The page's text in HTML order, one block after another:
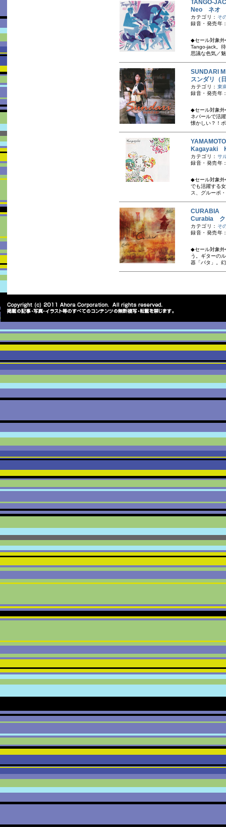
TANGO-
Neo ネオ
カテゴリ： そ
録音・発売年
◆セール対象外
Tango-jack。
思議な色気／
SUNDARI
スンダリ（
カテゴリ： 東
録音・発売年
◆セール対象外
ネパールで活
懐かしい？！
Kagayaki
カテゴリ： サ
録音・発売年
◆セール対象外
でも活躍する
ス、グルーポ
CURABIA
Curabia ク
カテゴリ： そ
録音・発売年
◆セール対象外
う。ギターの
器「バタ」。